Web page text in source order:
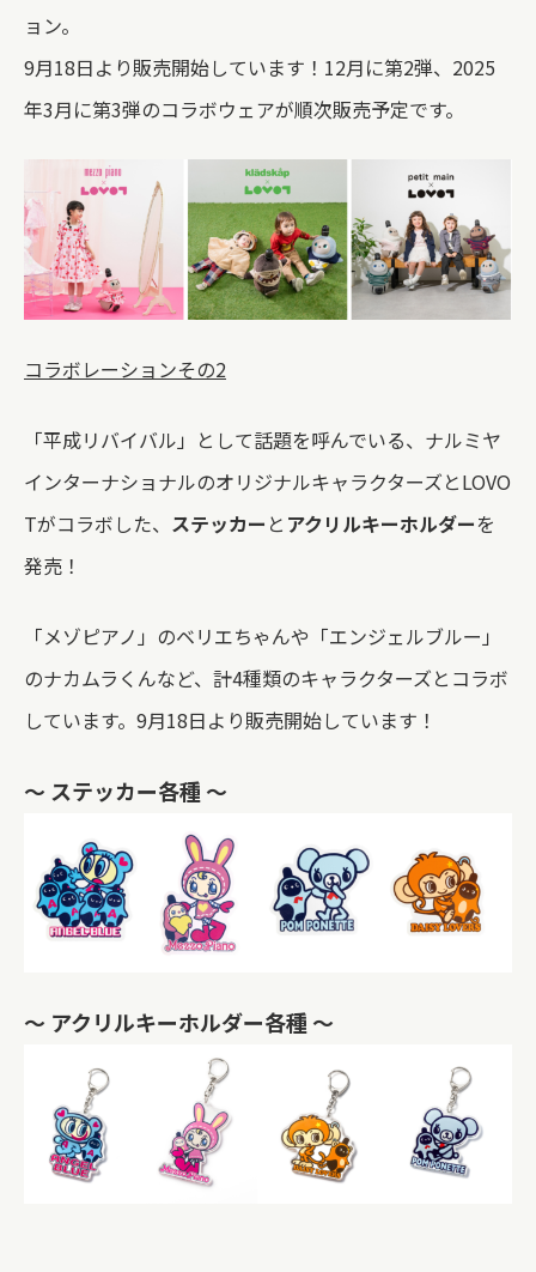
ョン。
9月18日より販売開始しています！12月に第2弾、2025
年3月に第3弾のコラボウェアが順次販売予定です。
コラボレーションその2
「平成リバイバル」として話題を呼んでいる、ナルミヤ
インターナショナルのオリジナルキャラクターズとLOVO
Tがコラボした、 ステッカー と アクリルキーホルダーを
発売！
「メゾピアノ」のベリエちゃんや「エンジェルブルー」
のナカムラくんなど、計4種類のキャラクターズとコラボ
しています。9月18日より販売開始しています！
～ ステッカー各種 ～
～ アクリルキーホルダー各種 ～